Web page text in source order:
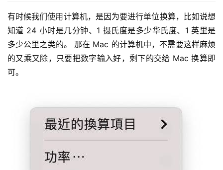
有时候我们使用计算机，是因为要进行单位换算，比如说想
知道 24 小时是几分钟、1 摄氏度是多少华氏度、1 英里是
多少公里之类的。 那在 Mac 的计算机中，不需要这样麻烦
的又乘又除，只要把数字输入好，剩下的交给 Mac 换算即
可。